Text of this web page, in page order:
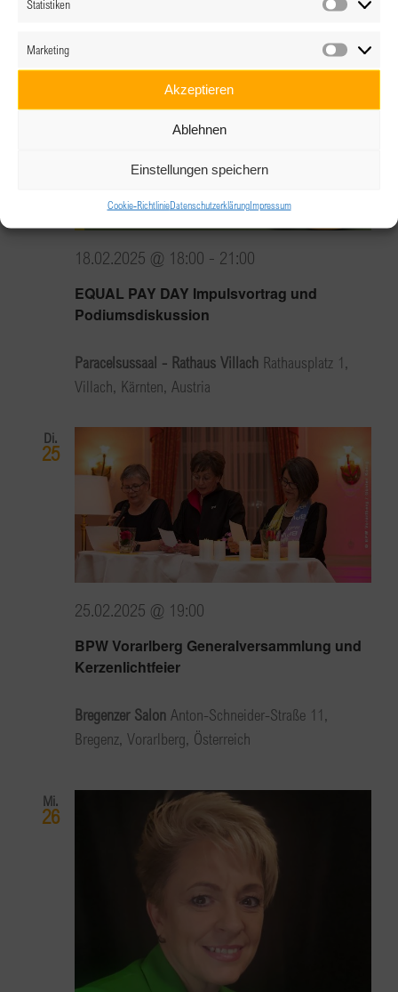
Statistiken
Marketing
Akzeptieren
Ablehnen
Einstellungen speichern
Cookie-RichtlinieDatenschutzerklärungImpressum
EQUAL PAY DAY Impulsvortrag und
Podiumsdiskussion
18.02.2025 @ 18:00 - 21:00
Paracelsussaal - Rathaus Villach Rathausplatz 1,
Villach, Kärnten, Austria
Di.
25
BPW Vorarlberg Generalversammlung und
Kerzenlichtfeier
25.02.2025 @ 19:00
Bregenzer Salon Anton-Schneider-Straße 11,
Bregenz, Vorarlberg, Österreich
Mi.
26